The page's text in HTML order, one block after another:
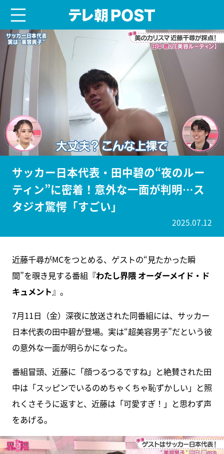
サッカー日本代表・田中碧の“夜のルー
ティン”に密着！意外な一面が判明…ス
タジオ驚愕「すごい」
2025.07.12
近藤千尋がMCをつとめる、ゲストの“見たかった瞬
間”を覗き見する番組『わたし界隈 オーダーメイド・ド
キュメント 』。
7月11日（金）深夜に放送された同番組には、サッカー
日本代表の田中碧が登場。実は“超美容男子”だという彼
の意外な一面が明らかになった。
番組冒頭、近藤に「顔つるつるですね」と絶賛された田
中は「スッピンでいるのめちゃくちゃ恥ずかしい」と照
れくさそうに返すと、近藤は「可愛すぎ！」と思わず声
をあげる。